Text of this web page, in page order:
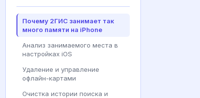
Почему 2ГИС занимает так
много памяти на iPhone
Анализ занимаемого места в
настройках iOS
Удаление и управление
офлайн-картами
Очистка истории поиска и